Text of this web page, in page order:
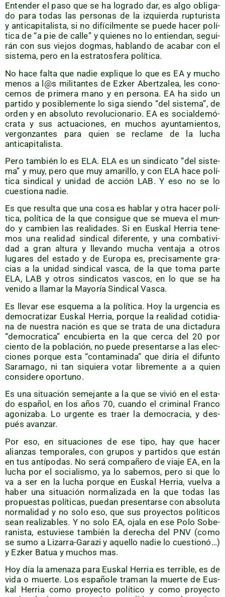
Enten­der el paso que se ha logra­do dar, es algo obli­ga­
do para todas las per­so­nas de la izquier­da rup­tu­ris­ta
y anti­ca­pi­ta­lis­ta, si no difí­cil­men­te se pue­de hacer polí­
ti­ca de “a pie de calle” y quie­nes no lo entien­dan, segui­
rán con sus vie­jos dog­mas, hablan­do de aca­bar con el
sis­te­ma, pero en la estra­tos­fe­ra política.
No hace fal­ta que nadie expli­que lo que es EA y mucho
menos a l@s mili­tan­tes de Ezker Aber­tza­lea, les cono­
ce­mos de pri­me­ra mano y en per­so­na. EA ha sido un
par­ti­do y posi­ble­men­te lo siga sien­do “del sis­te­ma”, de
orden y en abso­lu­to revo­lu­cio­na­rio. EA es social­de­mó­
cra­ta y sus actua­cio­nes, en muchos ayun­ta­mien­tos,
ver­gon­zan­tes para quien se recla­me de la lucha
anticapitalista.
Pero tam­bién lo es ELA. ELA es un sin­di­ca­to “del sis­te­
ma” y muy, pero que muy ama­ri­llo, y con ELA hace polí­
ti­ca sin­di­cal y uni­dad de acción LAB. Y eso no se lo
cues­tio­na nadie.
Es que resul­ta que una cosa es hablar y otra hacer polí­
ti­ca, polí­ti­ca de la que con­si­gue que se mue­va el mun­
do y cam­bien las reali­da­des. Si en Eus­kal Herria tene­
mos una reali­dad sin­di­cal dife­ren­te, y una com­ba­ti­vi­
dad a gran altu­ra y lle­van­do mucha ven­ta­ja a otros
luga­res del esta­do y de Euro­pa es, pre­ci­sa­men­te gra­
cias a la uni­dad sin­di­cal vas­ca, de la que toma par­te
ELA, LAB y otros sin­di­ca­tos vas­cos, en lo que se ha
veni­do a lla­mar la Mayo­ría Sin­di­cal Vasca.
Es lle­var ese esque­ma a la polí­ti­ca. Hoy la urgen­cia es
demo­cra­ti­zar Eus­kal Herria, por­que la reali­dad coti­dia­
na de nues­tra nación es que se tra­ta de una dic­ta­du­ra
“demo­cra­ti­ca” encu­bier­ta en la que cer­ca del 20 por
cien­to de la pobla­ción, no pue­de pre­sen­tar­se a las elec­
cio­nes por­que esta “con­ta­mi­na­da” que diría el difun­to
Sara­ma­go, ni tan siquie­ra votar libre­men­te a a quien
con­si­de­re oportuno.
Es una situa­ción seme­jan­te a la que se vivió en el esta­
do espa­ñol, en los años 70, cuan­do el cri­mi­nal Fran­co
ago­ni­za­ba. Lo urgen­te es traer la demo­cra­cia, y des­
pués avanzar.
Por eso, en situa­cio­nes de ese tipo, hay que hacer
alian­zas tem­po­ra­les, con gru­pos y par­ti­dos que están
en tus antí­po­das. No será com­pa­ñe­ro de via­je EA, en la
lucha por el socia­lis­mo, ya lo sabe­mos, pero si que lo
va a ser en la lucha por­que en Eus­kal Herria, vuel­va a
haber una situa­ción nor­ma­li­za­da en la que todas las
pro­pues­tas polí­ti­cas, pue­dan pre­sen­tar­se con abso­lu­ta
nor­ma­li­dad y no solo eso, que sus pro­yec­tos polí­ti­cos
sean rea­li­za­bles. Y no solo EA, oja­la en ese Polo Sobe­
ra­nis­ta, estu­vie­se tam­bién la dere­cha del PNV (como
se sumo a Liza­rra-Gara­zi y aque­llo nadie lo cues­tio­nó…)
y Ezker Batua y muchos mas.
Hoy día la ame­na­za para Eus­kal Herria es terri­ble, es de
vida o muer­te. Los espa­ño­le tra­man la muer­te de Eus­
kal Herria como pro­yec­to polí­ti­co y como pro­yec­to